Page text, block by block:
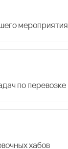
мероприятия
по перевозке
хабов